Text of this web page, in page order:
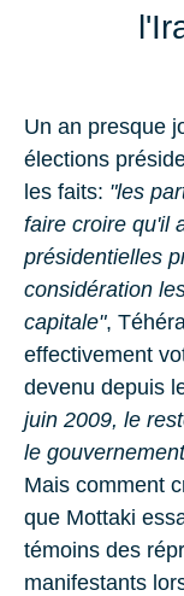
Un an presque
élections
les faits: "les
faire croire qu'il
présidentielles
considération
capitale",
effectivement
devenu depuis
juin 2009, le
le
Mais comment
que Mottaki
témoins des
manifestants